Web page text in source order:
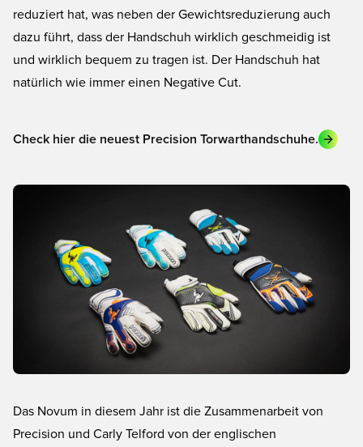
reduziert hat, was neben der Gewichtsreduzierung auch
dazu führt, dass der Handschuh wirklich geschmeidig ist
und wirklich bequem zu tragen ist. Der Handschuh hat
natürlich wie immer einen Negative Cut.
Check hier die neuest Precision Torwarthandschuhe.
Das Novum in diesem Jahr ist die Zusammenarbeit von
Precision und Carly Telford von der englischen